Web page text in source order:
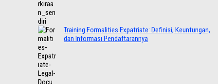
Training Formalities Expatriate: Definisi, Keuntungan,
dan Informasi Pendaftarannya